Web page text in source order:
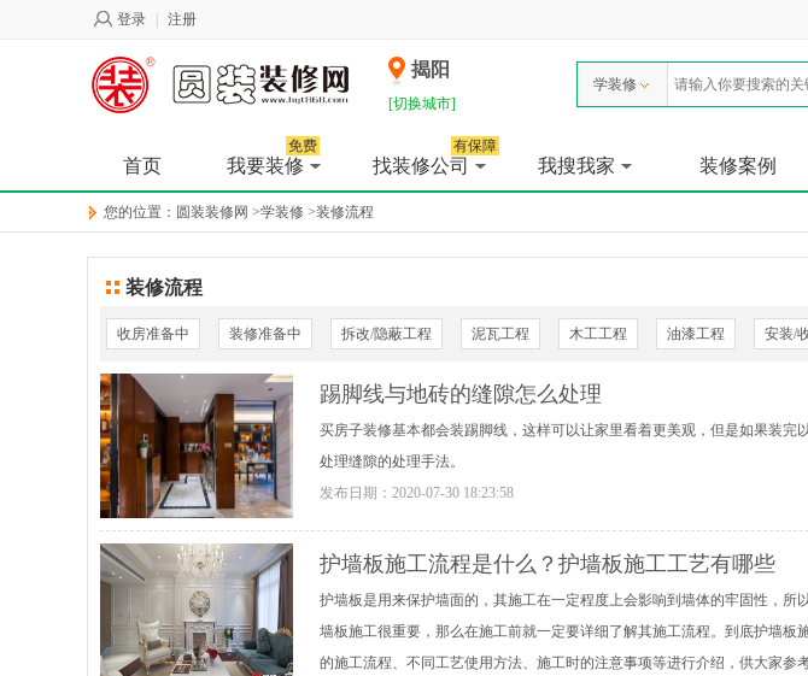
登录 注册
揭阳
[切换城市]
学装修
首页 我要装修
免费
找装修公司
有保障
我搜我家 装修案例
您的位置： 圆装装修网 >学装修 >装修流程
装修流程
收房准备中 装修准备中 拆改/隐蔽工程 泥瓦工程 木工工程 油漆工程 安装/
踢脚线与地砖的缝隙怎么处理
买房子装修基本都会装踢脚线，这样可以让家里看着更美观，但是如果装
处理缝隙的处理手法。
发布日期： 2020-07-30 18:23:58
护墙板施工流程是什么？护墙板施工工艺有哪些
护墙板是用来保护墙面的，其施工在一定程度上会影响到墙体的牢固性，
墙板施工很重要，那么在施工前就一定要详细了解其施工流程。到底护墙
的施工流程、不同工艺使用方法、施工时的注意事项等进行介绍，供大家参考